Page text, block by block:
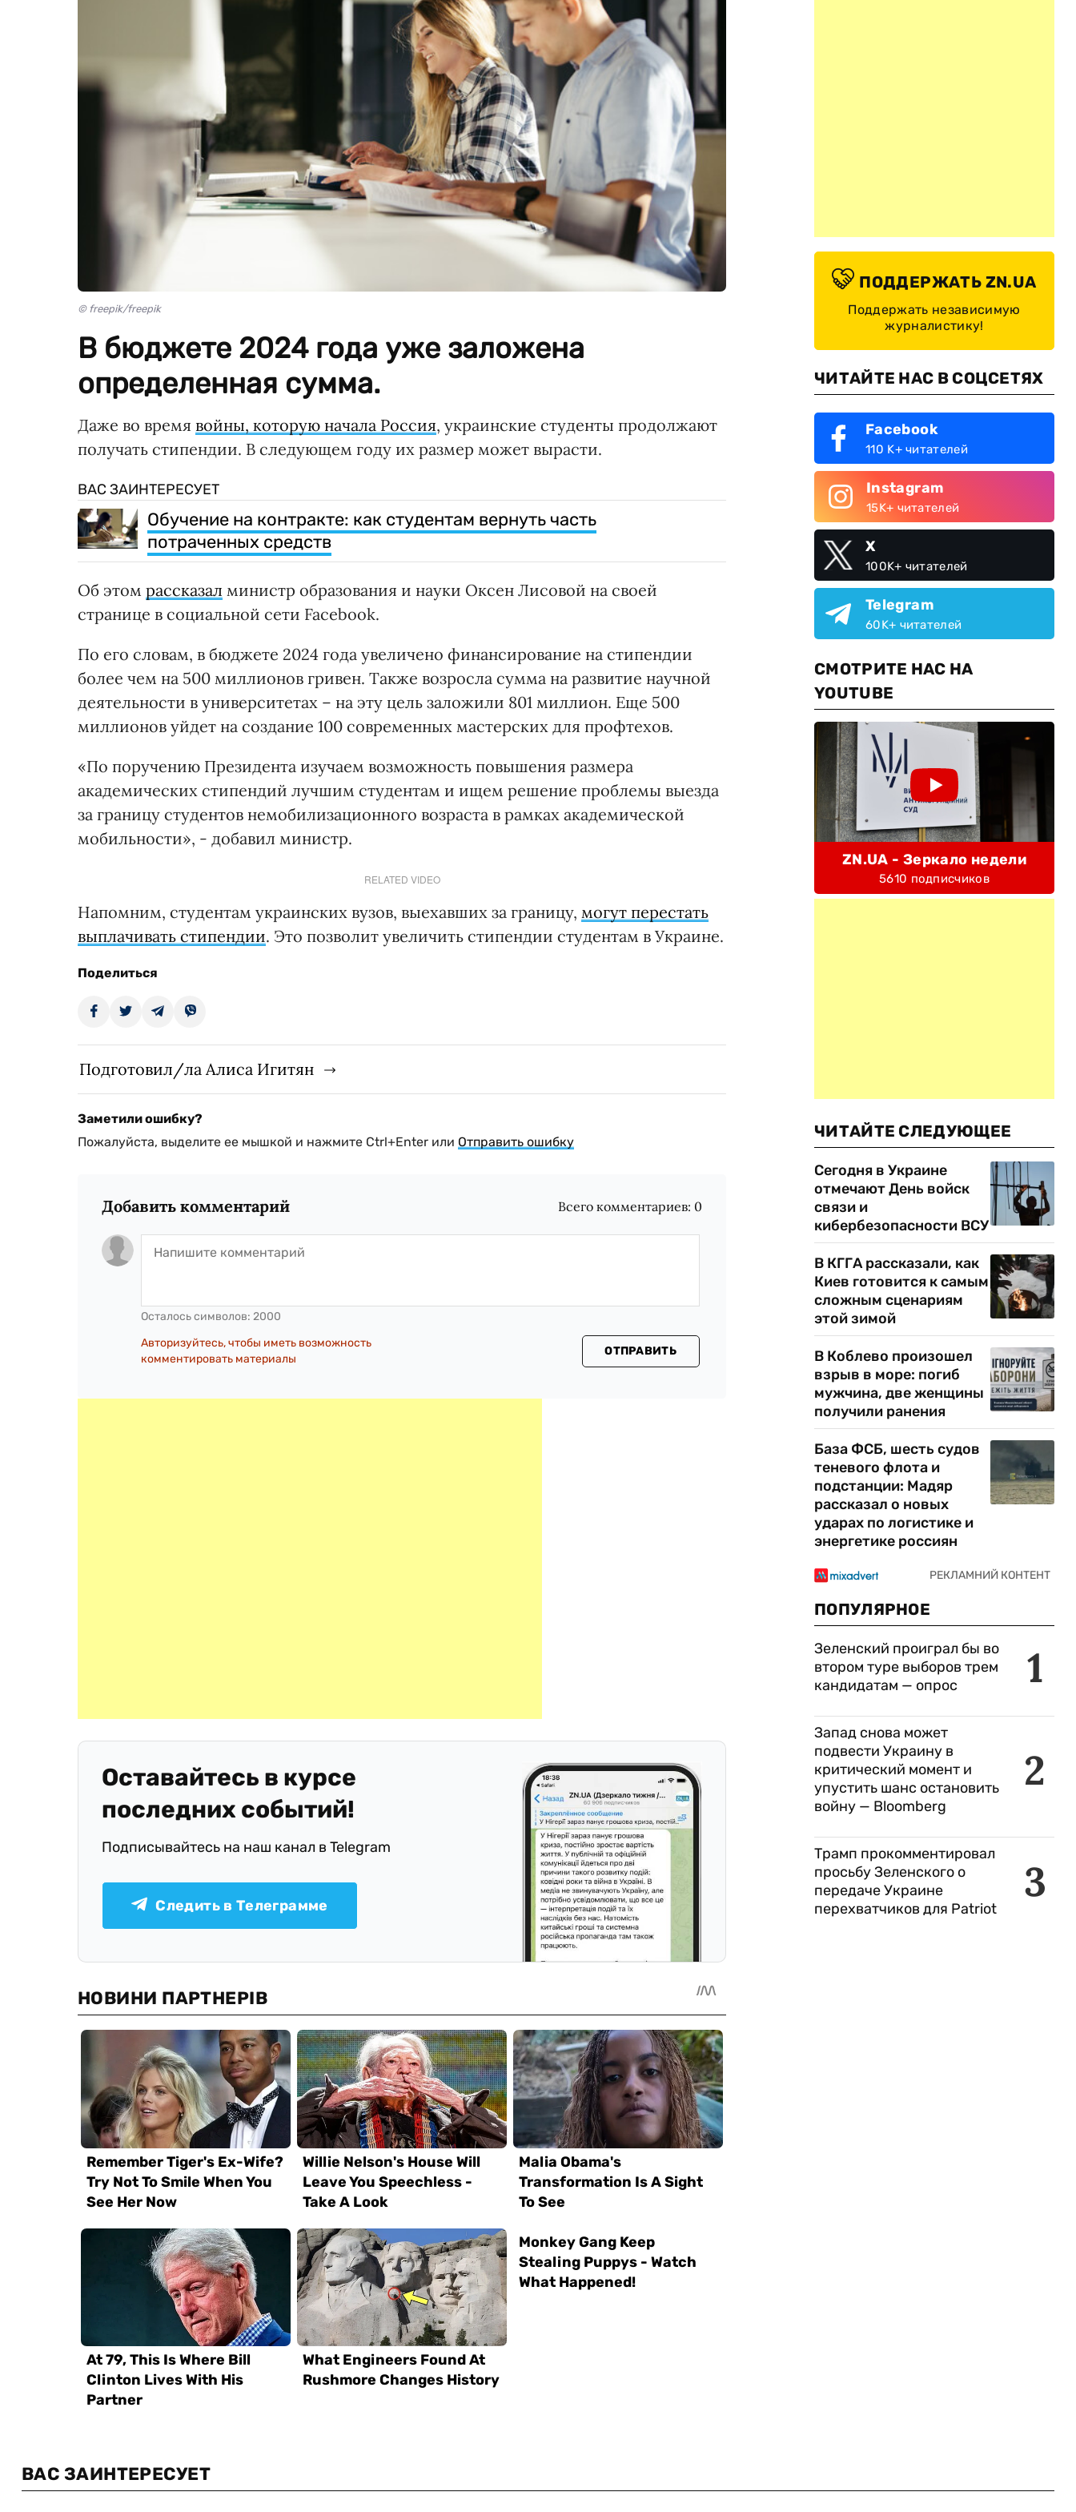
© freepik/freepik
В бюджете 2024 года уже заложена
определенная сумма.
Даже во время войны, которую начала Россия, украинские студенты продолжают
получать стипендии. В следующем году их размер может вырасти.
ВАС ЗАИНТЕРЕСУЕТ
Обучение на контракте: как студентам вернуть часть
потраченных средств
Об этом рассказал министр образования и науки Оксен Лисовой на своей
странице в социальной сети Facebook.
По его словам, в бюджете 2024 года увеличено финансирование на стипендии
более чем на 500 миллионов гривен. Также возросла сумма на развитие научной
деятельности в университетах – на эту цель заложили 801 миллион. Еще 500
миллионов уйдет на создание 100 современных мастерских для профтехов.
«По поручению Президента изучаем возможность повышения размера
академических стипендий лучшим студентам и ищем решение проблемы выезда
за границу студентов немобилизационного возраста в рамках академической
мобильности», - добавил министр.
RELATED VIDEO
Напомним, студентам украинских вузов, выехавших за границу, могут перестать
выплачивать стипендии. Это позволит увеличить стипендии студентам в Украине.
Поделиться
Подготовил/ла Алиса Игитян
Заметили ошибку?
Пожалуйста, выделите ее мышкой и нажмите Ctrl+Enter или Отправить ошибку
Добавить комментарий Всего комментариев: 0
Осталось символов: 2000
Авторизуйтесь, чтобы иметь возможность
комментировать материалы
ОТПРАВИТЬ
Оставайтесь в курсе
последних событий!
Подписывайтесь на наш канал в Telegram
Следить в Телеграмме
ПОДДЕРЖАТЬ ZN.UA
Поддержать независимую
журналистику!
ЧИТАЙТЕ НАС В СОЦСЕТЯХ
Facebook
110 K+ читателей
Instagram
15K+ читателей
X
100K+ читателей
Telegram
60K+ читателей
СМОТРИТЕ НАС НА
YOUTUBE
ZN.UA - Зеркало недели
5610 подписчиков
ЧИТАЙТЕ СЛЕДУЮЩЕЕ
Сегодня в Украине
отмечают День войск
связи и
кибербезопасности ВСУ
В КГГА рассказали, как
Киев готовится к самым
сложным сценариям
этой зимой
В Коблево произошел
взрыв в море: погиб
мужчина, две женщины
получили ранения
База ФСБ, шесть судов
теневого флота и
подстанции: Мадяр
рассказал о новых
ударах по логистике и
энергетике россиян
ПОПУЛЯРНОЕ
1
Зеленский проиграл бы во
втором туре выборов трем
кандидатам — опрос
2
Запад снова может
подвести Украину в
критический момент и
упустить шанс остановить
войну — Bloomberg
3
Трамп прокомментировал
просьбу Зеленского о
передаче Украине
перехватчиков для Patriot
ВАС ЗАИНТЕРЕСУЕТ